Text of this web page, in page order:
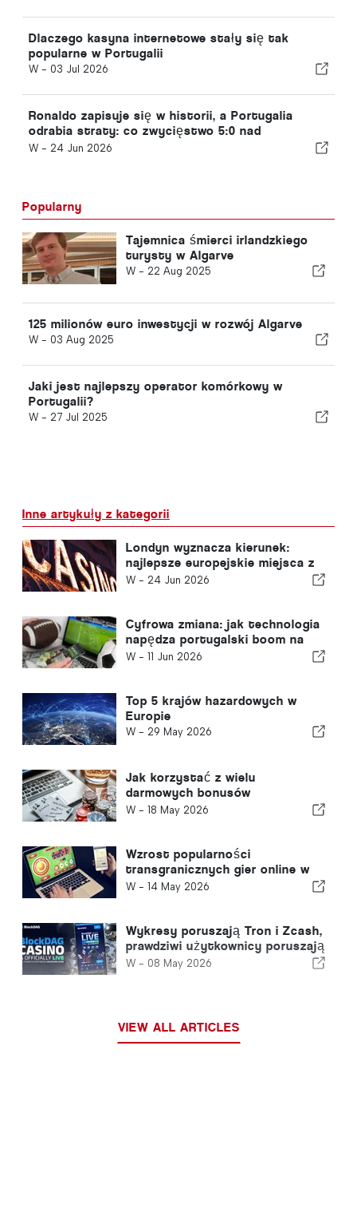
Dlaczego kasyna internetowe stały się tak
popularne w Portugalii
W - 03 Jul 2026
Ronaldo zapisuje się w historii, a Portugalia
odrabia straty: co zwycięstwo 5:0 nad
Uzbekistanem oznacza dla pozostałych drużyn
W - 24 Jun 2026
Popularny
Tajemnica śmierci irlandzkiego
turysty w Algarve
W - 22 Aug 2025
125 milionów euro inwestycji w rozwój Algarve
W - 03 Aug 2025
Jaki jest najlepszy operator komórkowy w
Portugalii?
W - 27 Jul 2025
Inne artykuły z kategorii
Londyn wyznacza kierunek:
najlepsze europejskie miejsca z
kasynami dla brytyjskich
W - 24 Jun 2026
Cyfrowa zmiana: jak technologia
napędza portugalski boom na
zakłady sportowe online
W - 11 Jun 2026
Top 5 krajów hazardowych w
Europie
W - 29 May 2026
Jak korzystać z wielu
darmowych bonusów
gotówkowych bez otrzymania
W - 18 May 2026
Wzrost popularności
transgranicznych gier online w
Europie - i co to oznacza dla
W - 14 May 2026
Wykresy poruszają Tron i Zcash,
prawdziwi użytkownicy poruszają
BlockDAG: Pierwsze kasyno
W - 08 May 2026
VIEW ALL ARTICLES